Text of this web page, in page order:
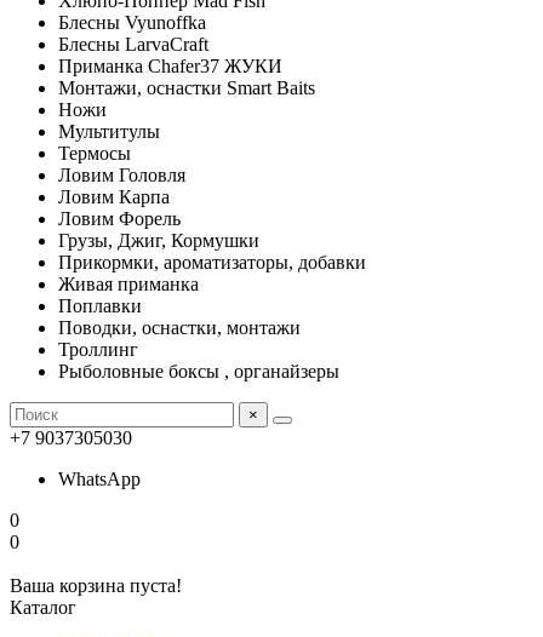
Блесны Vyunoffka
Блесны LarvaCraft
Приманка Chafer37 ЖУКИ
Монтажи, оснастки Smart Baits
Ножи
Мультитулы
Термосы
Ловим Головля
Ловим Карпа
Ловим Форель
Грузы, Джиг, Кормушки
Прикормки, ароматизаторы, добавки
Живая приманка
Поплавки
Поводки, оснастки, монтажи
Троллинг
Рыболовные боксы , органайзеры
×
+7 9037305030
WhatsApp
0
0
Ваша корзина пуста!
Каталог